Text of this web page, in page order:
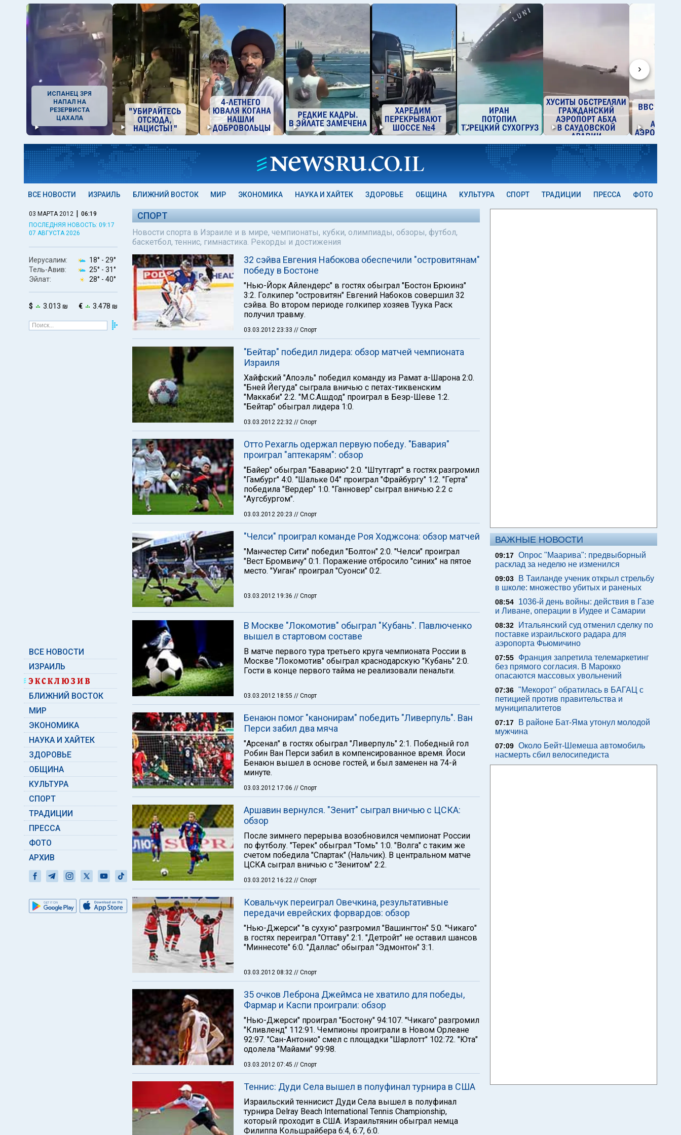
›
ИСПАНЕЦ ЗРЯ
НАПАЛ НА
РЕЗЕРВИСТА
ЦАХАЛА
ВСЕ НОВОСТИ ИЗРАИЛЬ БЛИЖНИЙ ВОСТОК МИР ЭКОНОМИКА НАУКА И ХАЙТЕК ЗДОРОВЬЕ ОБЩИНА КУЛЬТУРА СПОРТ ТРАДИЦИИ ПРЕССА ФОТО
03 МАРТА 2012 | 06:19
ПОСЛЕДНЯЯ НОВОСТЬ: 09:17
07 АВГУСТА 2026
Иерусалим: 18° - 29°
Тель-Авив:
25° - 31°
Эйлат:
28° - 40°
$ 3.013 ₪ € 3.478 ₪
ВСЕ НОВОСТИ
ИЗРАИЛЬ
БЛИЖНИЙ ВОСТОК
МИР
ЭКОНОМИКА
НАУКА И ХАЙТЕК
ЗДОРОВЬЕ
ОБЩИНА
КУЛЬТУРА
СПОРТ
ТРАДИЦИИ
ПРЕССА
ФОТО
АРХИВ
СПОРТ
Новости спорта в Израиле и в мире, чемпионаты, кубки, олимпиады, обзоры, футбол,
баскетбол, теннис, гимнастика. Рекорды и достижения
32 сэйва Евгения Набокова обеспечили "островитянам"
победу в Бостоне
"Нью-Йорк Айлендерс" в гостях обыграл "Бостон Брюинз"
3:2. Голкипер "островитян" Евгений Набоков совершил 32
сэйва. Во втором периоде голкипер хозяев Туука Раск
получил травму.
03.03.2012 23:33 // Спорт
"Бейтар" победил лидера: обзор матчей чемпионата
Израиля
Хайфский "Апоэль" победил команду из Рамат а-Шарона 2:0.
"Бней Йегуда" сыграла вничью с петах-тиквенским
"Маккаби" 2:2. "М.С.Ашдод" проиграл в Беэр-Шеве 1:2.
"Бейтар" обыграл лидера 1:0.
03.03.2012 22:32 // Спорт
Отто Рехагль одержал первую победу. "Бавария"
проиграл "аптекарям": обзор
"Байер" обыграл "Баварию" 2:0. "Штутгарт" в гостях разгромил
"Гамбург" 4:0. "Шальке 04" проиграл "Фрайбургу" 1:2. "Герта"
победила "Вердер" 1:0. "Ганновер" сыграл вничью 2:2 с
"Аугсбургом".
03.03.2012 20:23 // Спорт
"Челси" проиграл команде Роя Ходжсона: обзор матчей
"Манчестер Сити" победил "Болтон" 2:0. "Челси" проиграл
"Вест Бромвичу" 0:1. Поражение отбросило "синих" на пятое
место. "Уиган" проиграл "Суонси" 0:2.
03.03.2012 19:36 // Спорт
В Москве "Локомотив" обыграл "Кубань". Павлюченко
вышел в стартовом составе
В матче первого тура третьего круга чемпионата России в
Москве "Локомотив" обыграл краснодарскую "Кубань" 2:0.
Гости в конце первого тайма не реализовали пенальти.
03.03.2012 18:55 // Спорт
Бенаюн помог "канонирам" победить "Ливерпуль". Ван
Перси забил два мяча
"Арсенал" в гостях обыграл "Ливерпуль" 2:1. Победный гол
Робин Ван Перси забил в компенсированное время. Йоси
Бенаюн вышел в основе гостей, и был заменен на 74-й
минуте.
03.03.2012 17:06 // Спорт
Аршавин вернулся. "Зенит" сыграл вничью с ЦСКА:
обзор
После зимнего перерыва возобновился чемпионат России
по футболу. "Терек" обыграл "Томь" 1:0. "Волга" с таким же
счетом победила "Спартак" (Нальчик). В центральном матче
ЦСКА сыграл вничью с "Зенитом" 2:2.
03.03.2012 16:22 // Спорт
Ковальчук переиграл Овечкина, результативные
передачи еврейских форвардов: обзор
"Нью-Джерси" "в сухую" разгромил "Вашингтон" 5:0. "Чикаго"
в гостях переиграл "Оттаву" 2:1. "Детройт" не оставил шансов
"Миннесоте" 6:0. "Даллас" обыграл "Эдмонтон" 3:1.
03.03.2012 08:32 // Спорт
35 очков Леброна Джеймса не хватило для победы,
Фармар и Каспи проиграли: обзор
"Нью-Джерси" проиграл "Бостону" 94:107. "Чикаго" разгромил
"Кливленд" 112:91. Чемпионы проиграли в Новом Орлеане
92:97. "Сан-Антонио" смел с площадки "Шарлотт" 102:72. "Юта"
одолела "Майами" 99:98.
03.03.2012 07:45 // Спорт
Теннис: Дуди Села вышел в полуфинал турнира в США
Израильский теннисист Дуди Села вышел в полуфинал
турнира Delray Beach International Tennis Championship,
который проходит в США. Израильтянин обыграл немца
Филиппа Кольшрайбера 6:4, 6:7, 6:0.
ВАЖНЫЕ НОВОСТИ
09:17 Опрос "Mаарива": предвыборный
расклад за неделю не изменился
09:03
В Таиланде ученик открыл стрельбу
в школе: множество убитых и раненых
08:54
1036-й день войны: действия в Газе
и Ливане, операции в Иудее и Самарии
08:32
Итальянский суд отменил сделку по
поставке израильского радара для
аэропорта Фьюмичино
07:55
Франция запретила телемаркетинг
без прямого согласия. В Марокко
опасаются массовых увольнений
07:36 "Мекорот" обратилась в БАГАЦ с
петицией против правительства и
муниципалитетов
07:17
В районе Бат-Яма утонул молодой
мужчина
07:09 Около Бейт-Шемеша автомобиль
насмерть сбил велосипедиста